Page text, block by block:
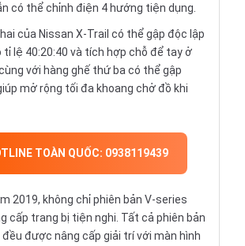
có thể chỉnh điện 4 hướng tiện dụng.
của Nissan X-Trail có thể gập độc lập
lệ 40:20:40 và tích hợp chỗ để tay ở
với hàng ghế thứ ba có thể gập
mở rộng tối đa khoang chở đồ khi
TOÀN QUỐC: 0938119439
2019, không chỉ phiên bản V-series
cấp trang bị tiện nghi. Tất cả phiên bản
đều được nâng cấp giải trí với màn hình